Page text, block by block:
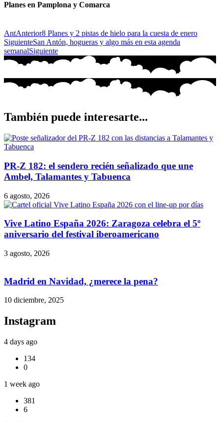
Planes en Pamplona y Comarca
AntAnterior8 Planes y 2 pistas de hielo para la cuesta de enero
SiguienteSan Antón, hogueras y algo más en esta agenda
semanalSiguiente
También puede interesarte...
PR-Z 182: el sendero recién señalizado que une
Ambel, Talamantes y Tabuenca
6 agosto, 2026
Vive Latino España 2026: Zaragoza celebra el 5º
aniversario del festival iberoamericano
3 agosto, 2026
Madrid en Navidad, ¿merece la pena?
10 diciembre, 2025
Instagram
4 days ago
134
0
1 week ago
381
6